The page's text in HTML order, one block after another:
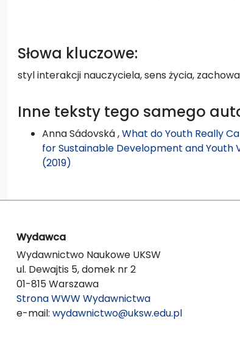
Słowa kluczowe:
styl interakcji nauczyciela, sens życia,
Inne teksty tego samego
Anna Sádovská ,What do Youth Really
for Sustainable Development and Youth
(2019)
Wydawca
Wydawnictwo Naukowe UKSW
ul. Dewajtis 5, domek nr 2
01-815 Warszawa
Strona WWW Wydawnictwa
e-mail: wydawnictwo@uksw.edu.pl